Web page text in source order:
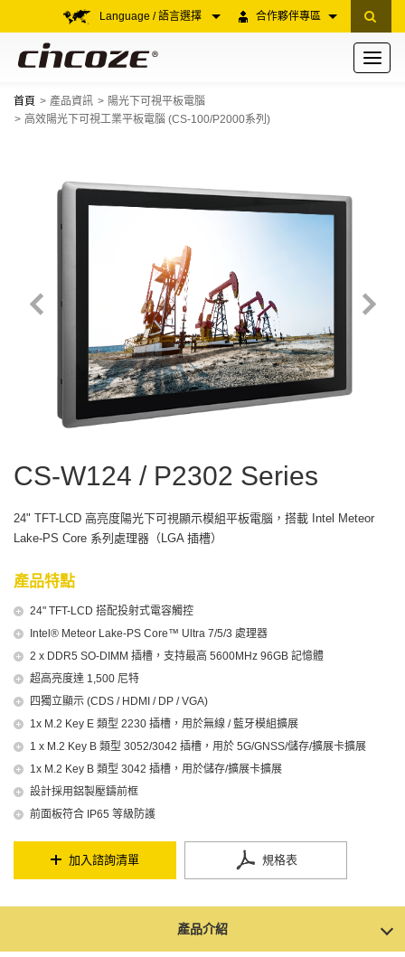
合作夥伴專區
Language / 語言選擇
Toggle
首頁 產品資訊
陽光下可視平板電腦
高效陽光下可視工業平板電腦 (CS-100/P2000系列)
CS-W124 / P2302 Series
24" TFT-LCD 高亮度陽光下可視顯示模組平板電腦，搭載 Intel Meteor
Lake-PS Core 系列處理器（LGA 插槽）
產品特點
24" TFT-LCD 搭配投射式電容觸控
Intel® Meteor Lake-PS Core™ Ultra 7/5/3 處理器
2 x DDR5 SO-DIMM 插槽，支持最高 5600MHz 96GB 記憶體
超高亮度達 1,500 尼特
四獨立顯示 (CDS / HDMI / DP / VGA)
1x M.2 Key E 類型 2230 插槽，用於無線 / 藍牙模組擴展
1 x M.2 Key B 類型 3052/3042 插槽，用於 5G/GNSS/儲存/擴展卡擴展
1x M.2 Key B 類型 3042 插槽，用於儲存/擴展卡擴展
設計採用鋁製壓鑄前框
前面板符合 IP65 等級防護
加入諮詢清單 規格表
產品介紹